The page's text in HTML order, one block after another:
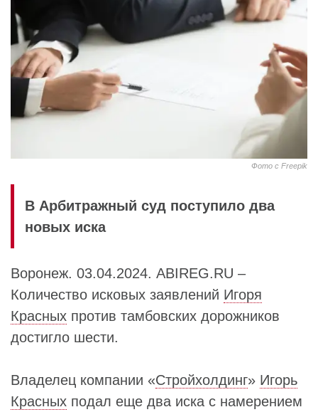
Фото с Freepik
В Арбитражный суд поступило два
новых иска
Воронеж. 03.04.2024. ABIREG.RU –
Количество исковых заявлений Игоря
Красных против тамбовских дорожников
достигло шести.
Владелец компании «Стройхолдинг» Игорь
Красных подал еще два иска с намерением